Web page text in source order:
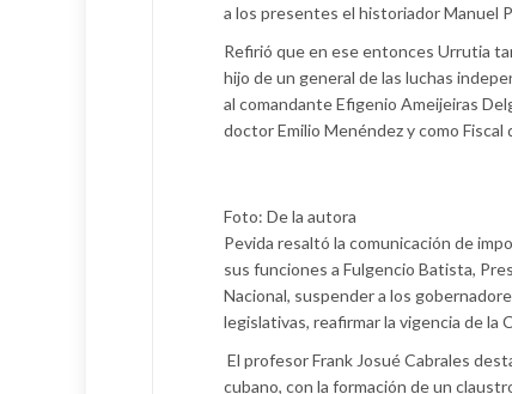
a los presentes el historiador Manuel
Refirió que en ese entonces Urrutia
hijo de un general de las luchas
al comandante Efigenio Ameijeiras
doctor Emilio Menéndez y como
Foto: De la autora
Pevida resaltó la comunicación de
sus funciones a Fulgencio Batista,
Nacional, suspender a los
legislativas, reafirmar la vigencia de la
El profesor Frank Josué Cabrales
cubano, con la formación de un